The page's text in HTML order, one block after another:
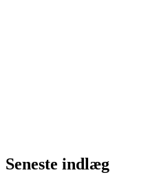
Seneste indlæg